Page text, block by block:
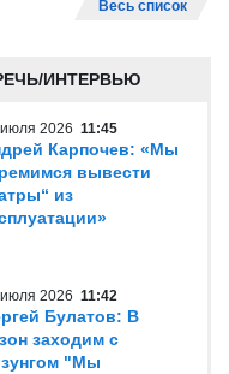
Весь список
ИНТЕРВЬЮ
2026 11:45
Карпочев: «Мы
вывести
из
2026 11:42
Булатов: В
заходим с
"Мы